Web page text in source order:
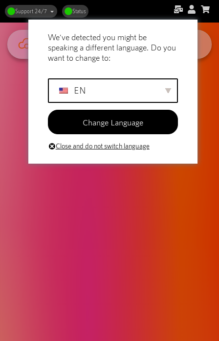
Support 24/7 Status
We've detected you might be
speaking a different language. Do you
want to change to:
EN
Change Language
Close and do not switch language